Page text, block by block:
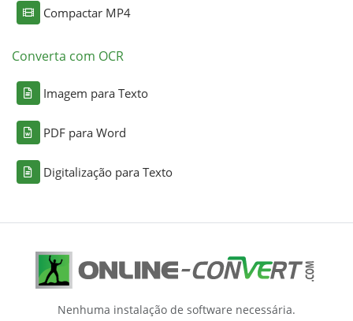
Compactar MP4
Converta com OCR
Imagem para Texto
PDF para Word
Digitalização para Texto
Nenhuma instalação de software necessária.